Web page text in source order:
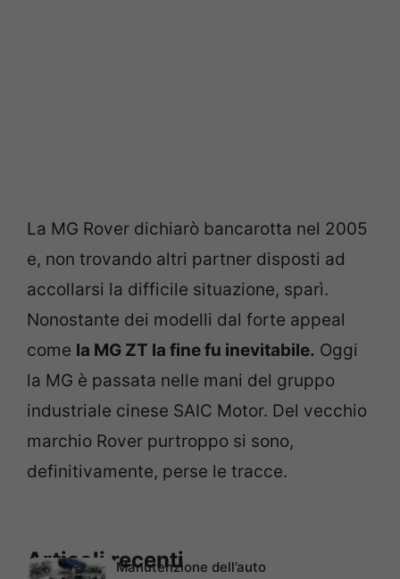
La MG Rover dichiarò bancarotta nel 2005
e, non trovando altri partner disposti ad
accollarsi la difficile situazione, sparì.
Nonostante dei modelli dal forte appeal
come la MG ZT la fine fu inevitabile. Oggi
la MG è passata nelle mani del gruppo
industriale cinese SAIC Motor. Del vecchio
marchio Rover purtroppo si sono,
definitivamente, perse le tracce.
Articoli recentiManutenzione dell’auto